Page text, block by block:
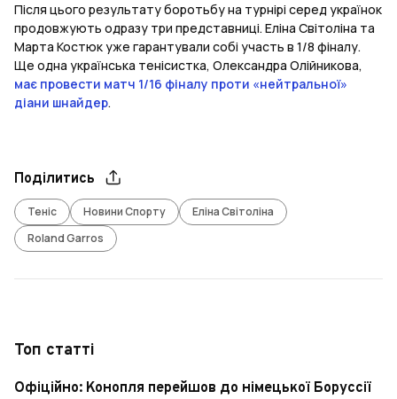
Після цього результату боротьбу на турнірі серед українок
продовжують одразу три представниці. Еліна Світоліна та
Марта Костюк уже гарантували собі участь в 1/8 фіналу.
Ще одна українська тенісистка, Олександра Олійникова,
має провести матч 1/16 фіналу проти «нейтральної»
діани шнайдер.
Поділитись
Теніс Новини Спорту
Еліна Світоліна
Roland Garros
Топ статті
Офіційно: Конопля перейшов до німецької Боруссії